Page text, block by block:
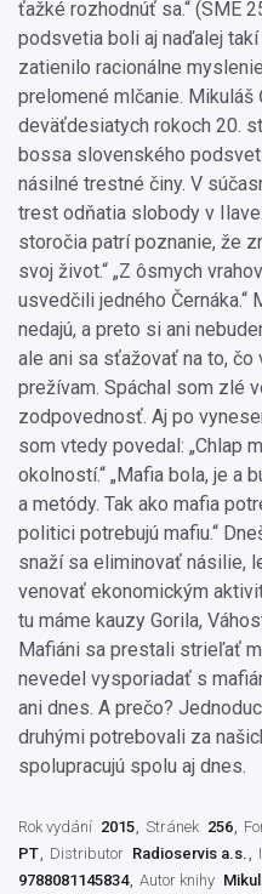
ťažké rozhodnúť sa.“ (SME
podsvetia boli aj naďalej
zatienilo racionálne
prelomené mlčanie. Mikuláš
deväťdesiatych rokoch 20.
bossa slovenského
násilné trestné činy. V
trest odňatia slobody v
storočia patrí poznanie, že
svoj život.“ „Z ôsmych
usvedčili jedného
nedajú, a preto si ani
ale ani sa sťažovať na to,
prežívam. Spáchal som zlé
zodpovednosť. Aj po
som vtedy povedal: „Chlap
okolností.“ „Mafia bola, je a
a metódy. Tak ako mafia
politici potrebujú mafiu.“
snaží sa eliminovať násilie,
venovať ekonomickým
tu máme kauzy Gorila,
Mafiáni sa prestali strieľať
nevedel vysporiadať s
ani dnes. A prečo?
druhými potrebovali za
spolupracujú spolu aj dnes.
Rok vydání 2015 Stránek 256
PT
Distributor Radioservis a.s.
9788081145834 Autor knihy